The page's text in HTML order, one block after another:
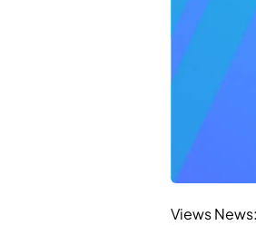
Views News: